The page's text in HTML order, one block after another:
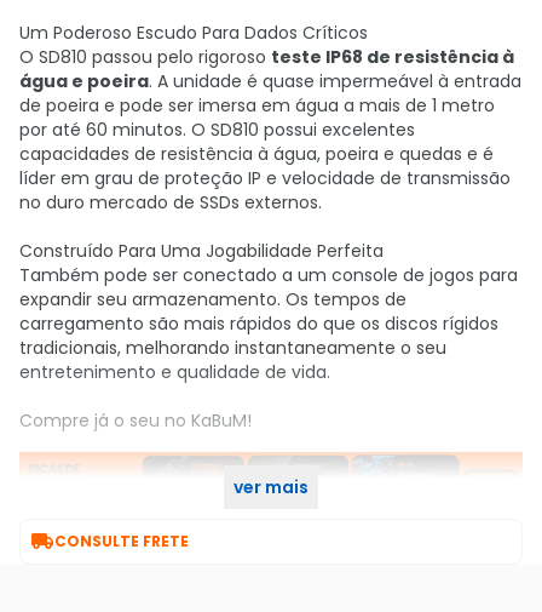
Um Poderoso Escudo Para Dados Críticos
O SD810 passou pelo rigoroso teste IP68 de resistência à
água e poeira. A unidade é quase impermeável à entrada
de poeira e pode ser imersa em água a mais de 1 metro
por até 60 minutos. O SD810 possui excelentes
capacidades de resistência à água, poeira e quedas e é
líder em grau de proteção IP e velocidade de transmissão
no duro mercado de SSDs externos.
Construído Para Uma Jogabilidade Perfeita
Também pode ser conectado a um console de jogos para
expandir seu armazenamento. Os tempos de
carregamento são mais rápidos do que os discos rígidos
tradicionais, melhorando instantaneamente o seu
entretenimento e qualidade de vida.
Compre já o seu no KaBuM!
ver mais
CONSULTE FRETE